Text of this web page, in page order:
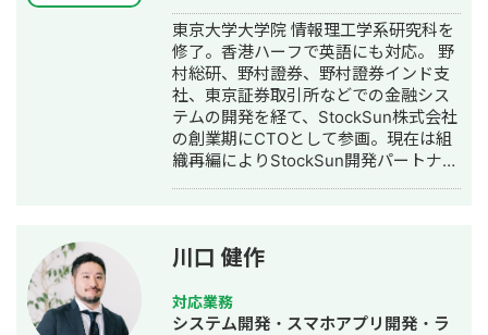
東京大学大学院 情報理工学系研究科を
修了。香港ハーフで英語にも対応。 野
村総研、野村證券、野村證券インド支
社、東京証券取引所などでの金融シス
テムの開発を経て、StockSun株式会社
の創業期にCTOとして参画。現在は組
織再編によりStockSun開発パートナー
ンス名鑑、マッチングアプリのフェリ
恋、年収チャンネルの転職者と企業の
マッチングサービスである年収スカウ
トなど数十のサービスを1人でサクっと
川口 健作
対応業務
システム開発・スマホアプリ開発・ラ